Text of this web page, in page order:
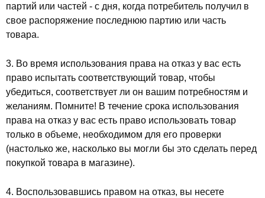
партий или частей - с дня, когда потребитель получил в
свое распоряжение последнюю партию или часть
товара.
3. Во время использования права на отказ у вас есть
право испытать соответствующий товар, чтобы
убедиться, соответствует ли он вашим потребностям и
желаниям. Помните! В течение срока использования
права на отказ у вас есть право использовать товар
только в объеме, необходимом для его проверки
(настолько же, насколько вы могли бы это сделать перед
покупкой товара в магазине).
4. Воспользовавшись правом на отказ, вы несете